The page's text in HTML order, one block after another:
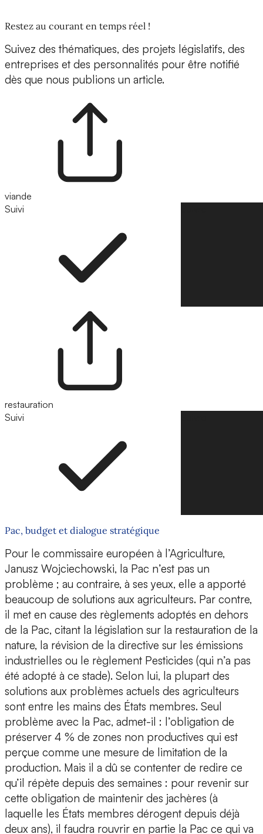
Restez au courant en temps réel !
Suivez des thématiques, des projets législatifs, des
entreprises et des personnalités pour être notifié
dès que nous publions un article.
viande
Suivi
restauration
Suivi
Pac, budget et dialogue stratégique
Pour le commissaire européen à l’Agriculture,
Janusz Wojciechowski, la Pac n’est pas un
problème ; au contraire, à ses yeux, elle a apporté
beaucoup de solutions aux agriculteurs. Par contre,
il met en cause des règlements adoptés en dehors
de la Pac, citant la législation sur la restauration de la
nature, la révision de la directive sur les émissions
industrielles ou le règlement Pesticides (qui n’a pas
été adopté à ce stade). Selon lui, la plupart des
solutions aux problèmes actuels des agriculteurs
sont entre les mains des États membres. Seul
problème avec la Pac, admet-il : l’obligation de
préserver 4 % de zones non productives qui est
perçue comme une mesure de limitation de la
production. Mais il a dû se contenter de redire ce
qu’il répète depuis des semaines : pour revenir sur
cette obligation de maintenir des jachères (à
laquelle les États membres dérogent depuis déjà
deux ans), il faudra rouvrir en partie la Pac ce qui va